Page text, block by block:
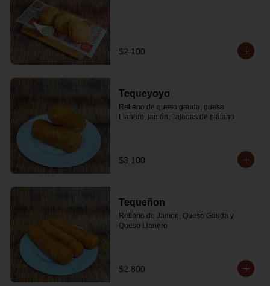
$2.100
Tequeyoyo
Relleno de queso gauda, queso
Llanero, jamón, Tajadas de plátano.
$3.100
Tequeñon
Relleno de Jamon, Queso Gauda y
Queso Llanero
$2.800